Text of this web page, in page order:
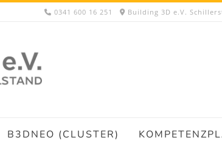
0341 600 16 251 Building 3D e.V.
B3DNEO (CLUSTER)